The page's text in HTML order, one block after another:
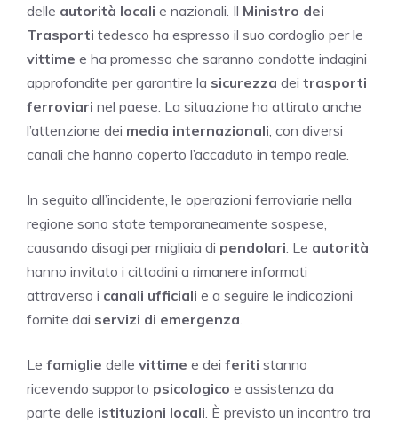
delle autorità locali e nazionali. Il Ministro dei
Trasporti tedesco ha espresso il suo cordoglio per le
vittime e ha promesso che saranno condotte indagini
approfondite per garantire la sicurezza dei trasporti
ferroviari nel paese. La situazione ha attirato anche
l’attenzione dei media internazionali , con diversi
canali che hanno coperto l’accaduto in tempo reale.
In seguito all’incidente, le operazioni ferroviarie nella
regione sono state temporaneamente sospese,
causando disagi per migliaia di pendolari . Le autorità
hanno invitato i cittadini a rimanere informati
attraverso i canali ufficiali e a seguire le indicazioni
fornite dai servizi di emergenza
Le famiglie delle vittime e dei feriti stanno
ricevendo supporto psicologico e assistenza da
parte delle istituzioni locali . È previsto un incontro tra